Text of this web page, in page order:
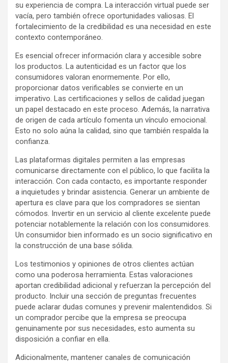
su experiencia de compra. La interacción virtual puede ser
vacía, pero también ofrece oportunidades valiosas. El
fortalecimiento de la credibilidad es una necesidad en este
contexto contemporáneo.
Es esencial ofrecer información clara y accesible sobre
los productos. La autenticidad es un factor que los
consumidores valoran enormemente. Por ello,
proporcionar datos verificables se convierte en un
imperativo. Las certificaciones y sellos de calidad juegan
un papel destacado en este proceso. Además, la narrativa
de origen de cada artículo fomenta un vínculo emocional.
Esto no solo aúna la calidad, sino que también respalda la
confianza.
Las plataformas digitales permiten a las empresas
comunicarse directamente con el público, lo que facilita la
interacción. Con cada contacto, es importante responder
a inquietudes y brindar asistencia. Generar un ambiente de
apertura es clave para que los compradores se sientan
cómodos. Invertir en un servicio al cliente excelente puede
potenciar notablemente la relación con los consumidores.
Un consumidor bien informado es un socio significativo en
la construcción de una base sólida.
Los testimonios y opiniones de otros clientes actúan
como una poderosa herramienta. Estas valoraciones
aportan credibilidad adicional y refuerzan la percepción del
producto. Incluir una sección de preguntas frecuentes
puede aclarar dudas comunes y prevenir malentendidos. Si
un comprador percibe que la empresa se preocupa
genuinamente por sus necesidades, esto aumenta su
disposición a confiar en ella.
Adicionalmente, mantener canales de comunicación